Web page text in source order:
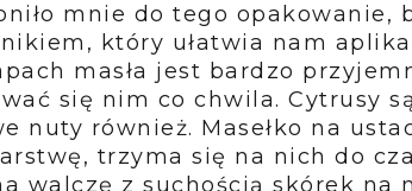
mnie do tego opakowanie,
który ułatwia nam
masła jest bardzo
się nim co chwila. Cytrusy
nuty również. Masełko na
trzyma się na nich do
walczę z suchością skórek na